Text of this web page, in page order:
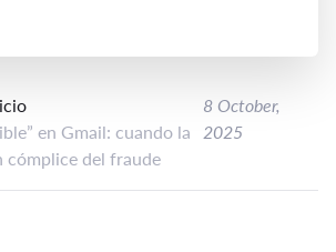
en Gmail: cuando la
cómplice del fraude
8 October,
2025